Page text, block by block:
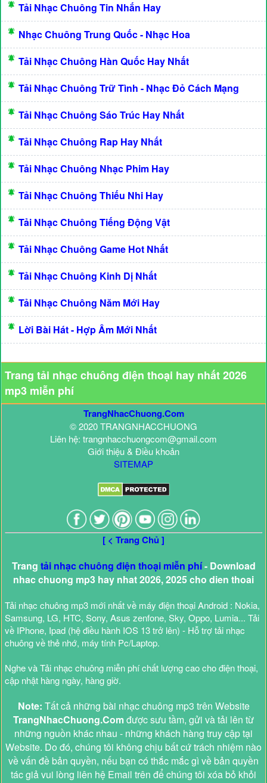
Tải Nhạc Chuông Tin Nhắn Hay
Nhạc Chuông Trung Quốc - Nhạc Hoa
Tải Nhạc Chuông Hàn Quốc Hay Nhất
Tải Nhạc Chuông Trữ Tình - Nhạc Đỏ Cách Mạng
Tải Nhạc Chuông Sáo Trúc Hay Nhất
Tải Nhạc Chuông Rap Hay Nhất
Tải Nhạc Chuông Nhạc Phim Hay
Tải Nhạc Chuông Thiếu Nhi Hay
Tải Nhạc Chuông Tiếng Động Vật
Tải Nhạc Chuông Game Hot Nhất
Tải Nhạc Chuông Kinh Dị Nhất
Tải Nhạc Chuông Năm Mới Hay
Lời Bài Hát - Hợp Âm Mới Nhất
Trang tải nhạc chuông điện thoại hay nhất 2026
mp3 miễn phí
TrangNhacChuong.Com
© 2020 TRANGNHACCHUONG
Liên hệ: trangnhacchuongcom@gmail.com
Giới thiệu & Điều khoản
SITEMAP
[ < Trang Chủ ]
Trang tải nhạc chuông điện thoại miễn phí- Download
nhac chuong mp3 hay nhat 2026, 2025 cho dien thoai
Tải nhạc chuông mp3 mới nhất về máy điện thoại Android : Nokia,
Samsung, LG, HTC, Sony, Asus zenfone, Sky, Oppo, Lumia... Tải
về IPhone, Ipad (hệ điều hành IOS 13 trở lên) - Hỗ trợ tải nhạc
chuông về thẻ nhớ, máy tính Pc/Laptop.
Nghe và Tải nhạc chuông miễn phí chất lượng cao cho điện thoại,
cập nhật hàng ngày, hàng giờ.
Note: Tất cả những bài nhạc chuông mp3 trên Website
TrangNhacChuong.Comđược sưu tầm, gửi và tải lên từ
những nguồn khác nhau - những khách hàng truy cập tại
Website. Do đó, chúng tôi không chịu bất cứ trách nhiệm nào
về vấn đề bản quyền, nếu bạn có thắc mắc gì về bản quyền
tác giả vui lòng liên hệ Email trên để chúng tôi xóa bỏ khỏi